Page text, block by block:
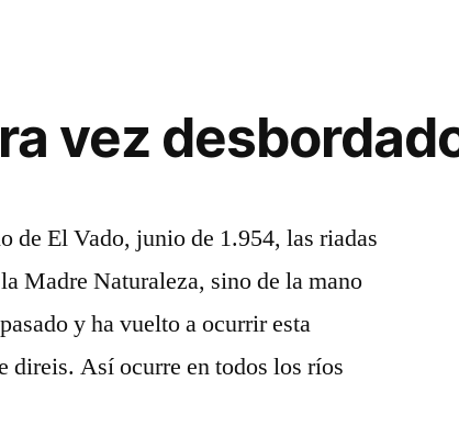
vez
de El Vado, junio de 1.954, las riadas
Madre Naturaleza, sino de la mano
y ha vuelto a ocurrir esta
direis. Así ocurre en todos los ríos